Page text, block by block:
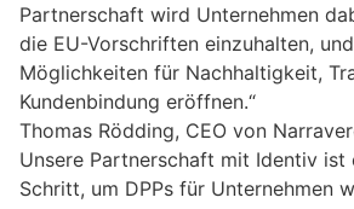
Partnerschaft wird Unternehmen
die EU-Vorschriften einzuhalten,
Möglichkeiten für Nachhaltigkeit,
Kundenbindung eröffnen.“
Thomas Rödding, CEO von
Unsere Partnerschaft mit Identiv ist
Schritt, um DPPs für Unternehmen